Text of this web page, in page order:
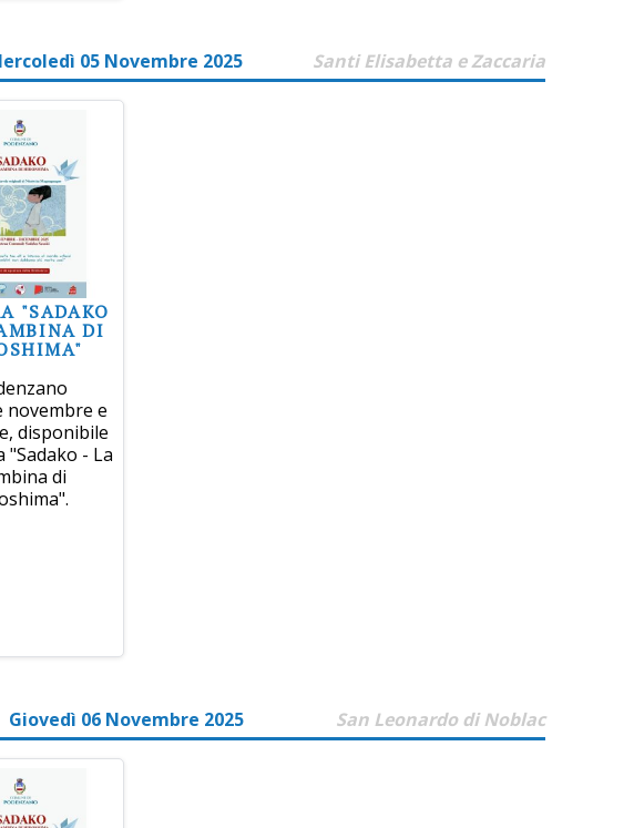
05 Novembre 2025 Santi Elisabetta e Zaccaria
"SADAKO
DI
novembre e
disponibile
"Sadako - La
di
Giovedì 06 Novembre 2025 San Leonardo di Noblac